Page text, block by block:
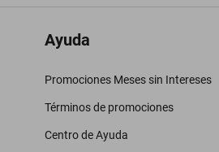
Ayuda
Promociones Meses sin Intereses
Términos de promociones
Centro de Ayuda